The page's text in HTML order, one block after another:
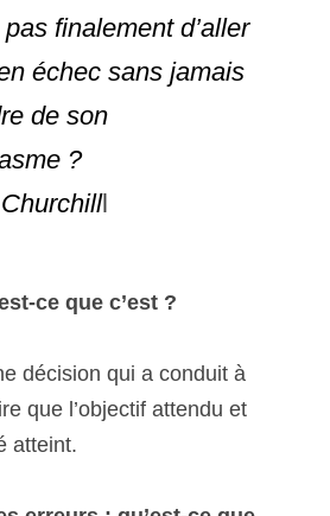
finalement d’aller
échec sans jamais
de son
?
l
ce que c’est ?
décision qui a conduit à
que l’objectif attendu et
atteint.